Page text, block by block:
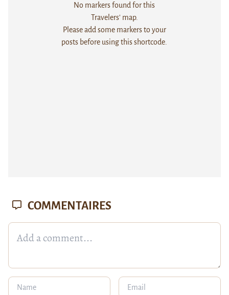
No markers found for this
Travelers' map.
Please add some markers to your
posts before using this shortcode.
COMMENTAIRES